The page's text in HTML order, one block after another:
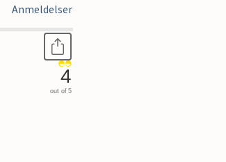
Anmeldelser
4
out of 5